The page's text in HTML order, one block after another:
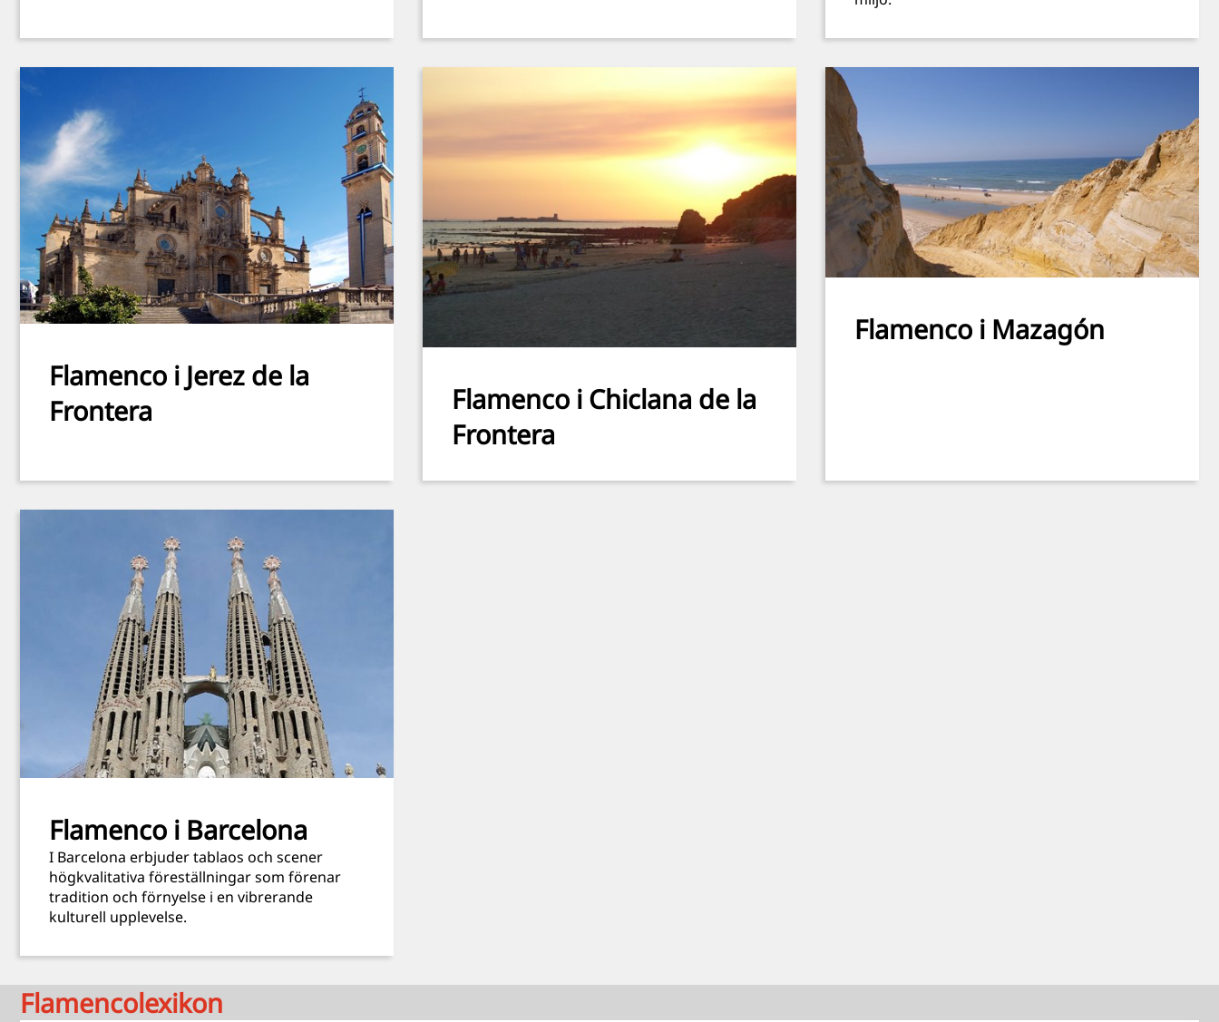
Flamenco i Jerez de la
Frontera
Flamenco i Chiclana de la
Frontera
Flamenco i Mazagón
Flamenco i Barcelona
I Barcelona erbjuder tablaos och scener
högkvalitativa föreställningar som förenar
tradition och förnyelse i en vibrerande
kulturell upplevelse.
Flamencolexikon